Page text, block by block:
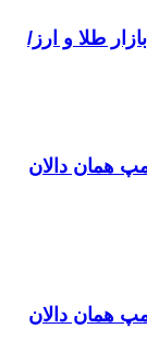
طلا و ارز/
همان دالان
همان دالان